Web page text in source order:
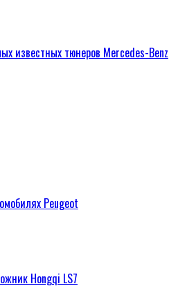
известных тюнеров Mercedes-Benz
Peugeot
Hongqi LS7